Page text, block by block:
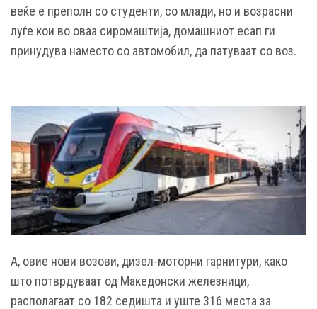
веќе е преполн со студенти, со млади, но и возрасни
луѓе кои во оваа сиромаштија, домашниот есап ги
принудува наместо со автомобил, да патуваат со воз.
А, овие нови возови, дизел-моторни гарнитури, како
што потврдуваат од Македонски железници,
располагаат со 182 седишта и уште 316 места за